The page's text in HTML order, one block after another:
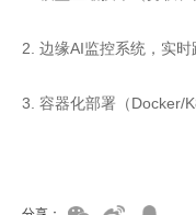
2. 边缘AI监控系统，实
3. 容器化部署（Docker/